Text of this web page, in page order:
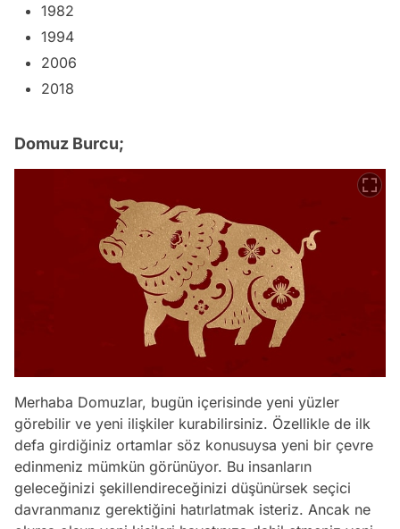
1982
1994
2006
2018
Domuz Burcu;
Merhaba Domuzlar, bugün içerisinde yeni yüzler
görebilir ve yeni ilişkiler kurabilirsiniz. Özellikle de ilk
defa girdiğiniz ortamlar söz konusuysa yeni bir çevre
edinmeniz mümkün görünüyor. Bu insanların
geleceğinizi şekillendireceğinizi düşünürsek seçici
davranmanız gerektiğini hatırlatmak isteriz. Ancak ne